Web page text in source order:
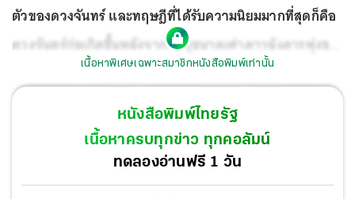
ตัวของดวงจันทร์ และทฤษฎีที่ได้รับความนิยมมากที่สุดก็คือ
ดวงจันทร์ก่อเกิดขึ้นหลังจากวัตถุขนาดเท่าดาวอังคารพุ่งชน
โลกเมื่อหลายพันล้านปีก่อน และเศษวัสดุที่กระเด็นออกจาก
โลกนั้นในเวลาต่อมาก็รวมตัวก่อขึ้นเป็นดวงจันทร์ออกสู่วง
เนื้อหาพิเศษเฉพาะสมาชิกหนังสือพิมพ์เท่านั้น
หนังสือพิมพ์ไทยรัฐ
เนื้อหาครบทุกข่าว ทุกคอลัมน์
ทดลองอ่านฟรี 1 วัน